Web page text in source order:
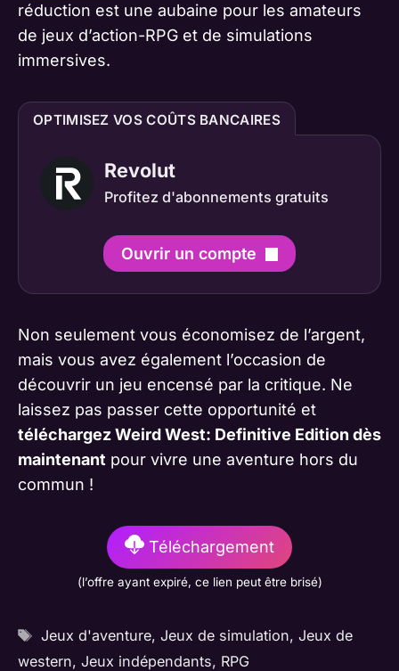
réduction est une aubaine pour les amateurs
de jeux d’action-RPG et de simulations
immersives.
OPTIMISEZ VOS COÛTS BANCAIRES
Revolut
Profitez d'abonnements gratuits
Ouvrir un compte
Non seulement vous économisez de l’argent,
mais vous avez également l’occasion de
découvrir un jeu encensé par la critique. Ne
laissez pas passer cette opportunité et
téléchargez Weird West: Definitive Edition dès
maintenant pour vivre une aventure hors du
commun !
Téléchargement
(l’offre ayant expiré, ce lien peut être brisé)
Étiquettes
Jeux d'aventure, Jeux de simulation, Jeux de
western, Jeux indépendants, RPG